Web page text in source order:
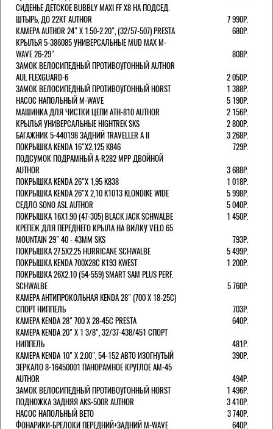
СИДЕНЬЕ ДЕТСКОЕ BUBBLY MAXI FF X8 НА ПОДСЕД.
ШТЫРЬ, ДО 22КГ AUTHOR
7 990Р.
КАМЕРА AUTHOR 24" Х 1.50-2.20", (32/57-507) PRESTA
680Р.
КРЫЛЬЯ 5-386085 УНИВЕРСАЛЬНЫЕ MUD MAX M-
WAVE 26-29"
808Р.
ЗАМОК ВЕЛОСИПЕДНЫЙ ПРОТИВОУГОННЫЙ AUTHOR
AUL FLEXGUARD-6
2 050Р.
ЗАМОК ВЕЛОСИПЕДНЫЙ ПРОТИВОУГОННЫЙ HORST
1 388Р.
НАСОС НАПОЛЬНЫЙ M-WAVE
5 190Р.
МАШИНКА ДЛЯ ЧИСТКИ ЦЕПИ ATH-810 AUTHOR
2 156Р.
КРЫЛЬЯ УНИВЕРСАЛЬНЫЕ HIGHTREK SKS
2 800Р.
БАГАЖНИК 5-440198 ЗАДНИЙ TRAVELLER A II
3 268Р.
ПОКРЫШКА KENDA 16"Х2,125 K846
729Р.
ПОДСУМОК ПОДРАМНЫЙ A-R282 MPP ДВОЙНОЙ
AUTHOR
3 688Р.
ПОКРЫШКА KENDA 26"Х 1,95 K838
1 018Р.
ПОКРЫШКА KENDA 26"Х 2,10 K1013 KLONDIKE WIDE
5 998Р.
СЕДЛО SONO ASL AUTHOR
5 040Р.
ПОКРЫШКА 16X1.90 (47-305) BLACK JACK SCHWALBE
1 450Р.
КРЕПЕЖ ДЛЯ ПЕРЕДНЕГО КРЫЛА НА ВИЛКУ VELO 65
MOUNTAIN 29" 40 - 43ММ SKS
793Р.
ПОКРЫШКА 27.5X2.25 HURRICANE SCHWALBE
5 499Р.
ПОКРЫШКА KENDA 700Х28С K193 KWEST
1 200Р.
ПОКРЫШКА 26X2.10 (54-559) SMART SAM PLUS PERF.
SCHWALBE
5 760Р.
КАМЕРА АНТИПРОКОЛЬНАЯ KENDA 28" (700 Х 18-25C)
СПОРТ НИППЕЛЬ
703Р.
КАМЕРА KENDA 28" 700 Х 28-45С PRESTA
640Р.
КАМЕРА KENDA 20" Х 1 3/8", 32/37-438/451 СПОРТ
НИППЕЛЬ
481Р.
КАМЕРА KENDA 10" Х 2.00", 54-152 АВТО ИЗОГНУТЫЙ
390Р.
ЗЕРКАЛО 8-16450001 ПАНОРАМНОЕ КРУГЛОЕ AM-45
AUTHOR
494Р.
ЗАМОК ВЕЛОСИПЕДНЫЙ ПРОТИВОУГОННЫЙ HORST
1 496Р.
ПОДНОЖКА ЗАДНЯЯ AKS-500R AUTHOR
3 410Р.
НАСОС НАПОЛЬНЫЙ BETO
3 740Р.
ФОНАРИКИ-БРЕЛОКИ ПЕРЕДНИЙ+ЗАДНИЙ M-WAVE
640Р.